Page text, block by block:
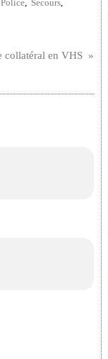
Police, Secours,
collatéral en VHS